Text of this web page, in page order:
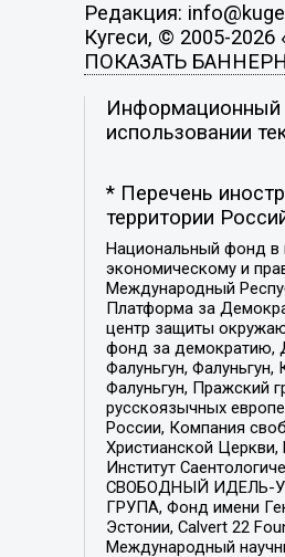
Редакция:
Кугеси, © 2005-2026
ПОКАЗАТЬ
Информационный
использовании
* Перечень
территории
Национальный фонд в
экономическому и
Международный
Платформа за
центр защиты
фонд за демократию,
Фалуньгун,
Фалуньгун, Пражский
русскоязычных
России, Компания
Христианской
Институт
СВОБОДНЫЙ ИДЕЛЬ-
ГРУПА, Фонд имени
Эстонии, Calvert 22
Международный